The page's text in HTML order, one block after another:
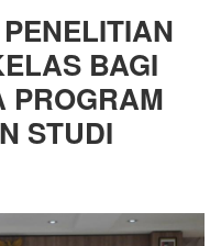
BAGI
PROGRAM
STUDI